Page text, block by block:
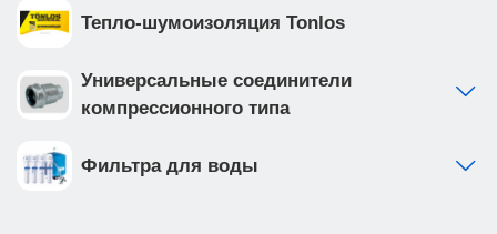
Тепло-шумоизоляция Tonlos
Универсальные соединители
компрессионного типа
Фильтра для воды